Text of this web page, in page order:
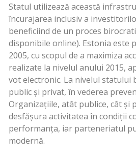
Statul utilizează această
încurajarea inclusiv a
beneficiind de un proces
disponibile online). Estonia este
2005, cu scopul de a maximiza
realizate la nivelul anului 2015,
vot electronic. La nivelul statului
public și privat, în vederea
Organizațiile, atât publice, cât și
desfășura activitatea în condiții
performanța, iar parteneriatul
modernă.